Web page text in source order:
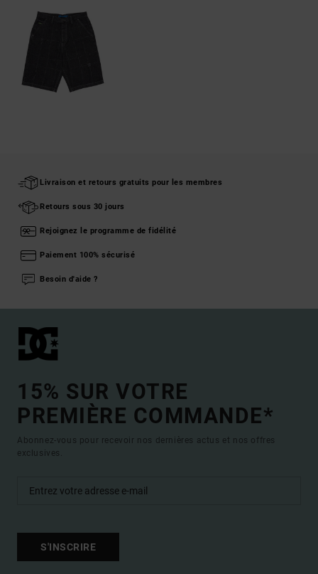
Livraison et retours gratuits pour les membres
Retours sous 30 jours
Rejoignez le programme de fidélité
Paiement 100% sécurisé
Besoin d'aide ?
15% SUR VOTRE
PREMIÈRE COMMANDE*
Abonnez-vous pour recevoir nos dernières actus et nos offres
exclusives.
S'INSCRIRE